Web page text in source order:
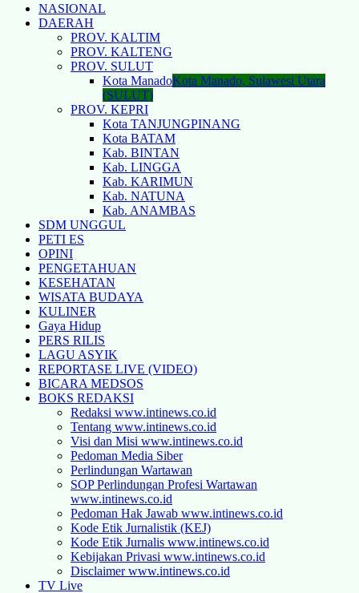
NASIONAL
DAERAH
PROV. KALTIM
PROV. KALTENG
PROV. SULUT
Kota ManadoKota Manado, Sulawesi Utara
(SULUT)
PROV. KEPRI
Kota TANJUNGPINANG
Kota BATAM
Kab. BINTAN
Kab. LINGGA
Kab. KARIMUN
Kab. NATUNA
Kab. ANAMBAS
SDM UNGGUL
PETI ES
OPINI
PENGETAHUAN
KESEHATAN
WISATA BUDAYA
KULINER
Gaya Hidup
PERS RILIS
LAGU ASYIK
REPORTASE LIVE (VIDEO)
BICARA MEDSOS
BOKS REDAKSI
Redaksi www.intinews.co.id
Tentang www.intinews.co.id
Visi dan Misi www.intinews.co.id
Pedoman Media Siber
Perlindungan Wartawan
SOP Perlindungan Profesi Wartawan
www.intinews.co.id
Pedoman Hak Jawab www.intinews.co.id
Kode Etik Jurnalistik (KEJ)
Kode Etik Jurnalis www.intinews.co.id
Kebijakan Privasi www.intinews.co.id
Disclaimer www.intinews.co.id
TV Live